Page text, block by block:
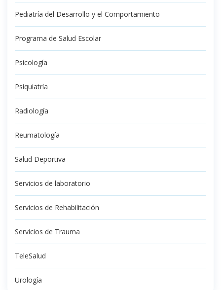
Pediatría del Desarrollo y el Comportamiento
Programa de Salud Escolar
Psicología
Psiquiatría
Radiología
Reumatología
Salud Deportiva
Servicios de laboratorio
Servicios de Rehabilitación
Servicios de Trauma
TeleSalud
Urología